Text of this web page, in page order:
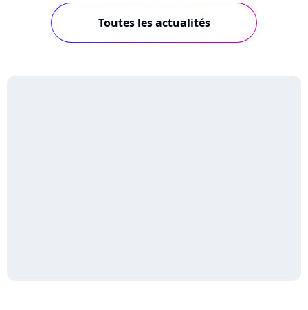
Toutes les actualités